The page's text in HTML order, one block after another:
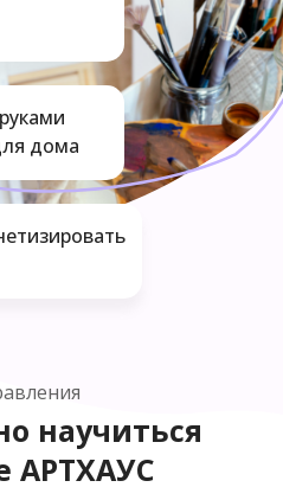
дома
научиться
АРТХАУС